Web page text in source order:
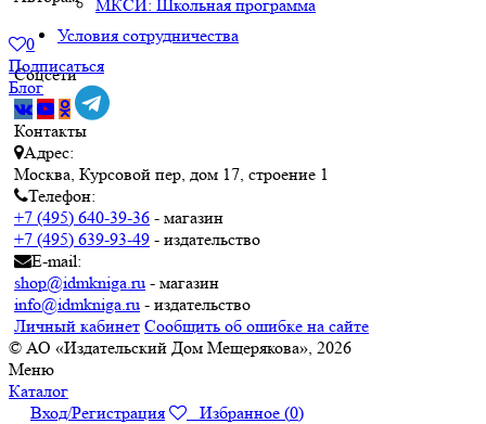
МКСИ: Школьная программа
0
Подписаться
Блог
Условия сотрудничества
Соцсети
Контакты
Адрес:
Москва, Курсовой пер, дом 17, строение 1
Телефон:
+7 (495) 640-39-36 - магазин
+7 (495) 639-93-49 - издательство
E-mail:
shop@idmkniga.ru - магазин
info@idmkniga.ru - издательство
Личный кабинет Сообщить об ошибке на сайте
© АО «Издательский Дом Мещерякова», 2026
Меню
Каталог
Вход/Регистрация
Избранное (0)